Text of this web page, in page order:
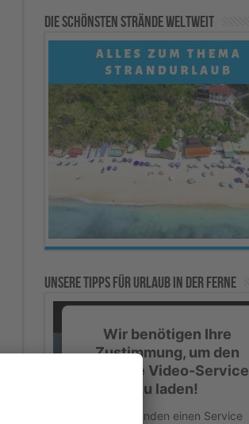
Mehr Informationen
Akzeptieren
powered byUsercentrics
Consent Management Platform
Die schönsten Strände weltweit
Unsere Tipps für Urlaub in der Ferne
Wir benötigen Ihre
Zustimmung, um den
YouTube Video-Service
zu laden!
Wir verwenden einen Service